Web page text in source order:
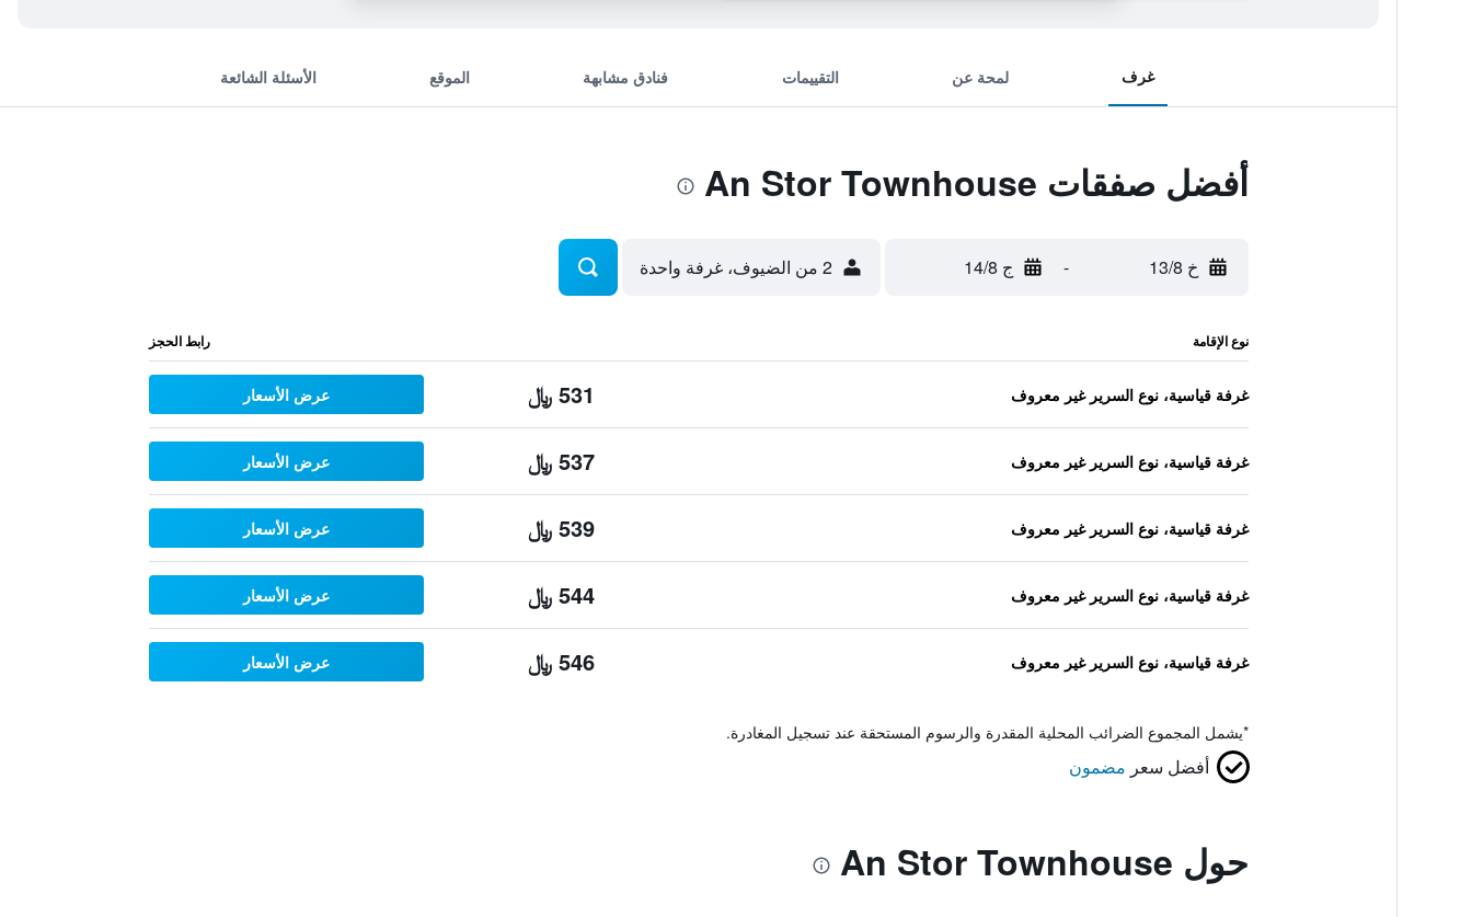
غرف لمحة عن التقييمات فنادق مشابهة الموقع الأسئلة الشائعة
أفضل صفقات An Stor Townhouse
خ 13/8 - ج 14/8 2 من الضيوف، غرفة واحدة
نوع الإقامة رابط الحجز
غرفة قياسية، نوع السرير غير معروف 531 ﷼ عرض الأسعار
غرفة قياسية، نوع السرير غير معروف 537 ﷼ عرض الأسعار
غرفة قياسية، نوع السرير غير معروف 539 ﷼ عرض الأسعار
غرفة قياسية، نوع السرير غير معروف 544 ﷼ عرض الأسعار
غرفة قياسية، نوع السرير غير معروف 546 ﷼ عرض الأسعار
*يشمل المجموع الضرائب المحلية المقدرة والرسوم المستحقة عند تسجيل المغادرة.
أفضل سعر مضمون
حول An Stor Townhouse